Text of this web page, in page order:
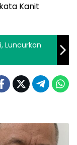
Kanit
Luncurkan